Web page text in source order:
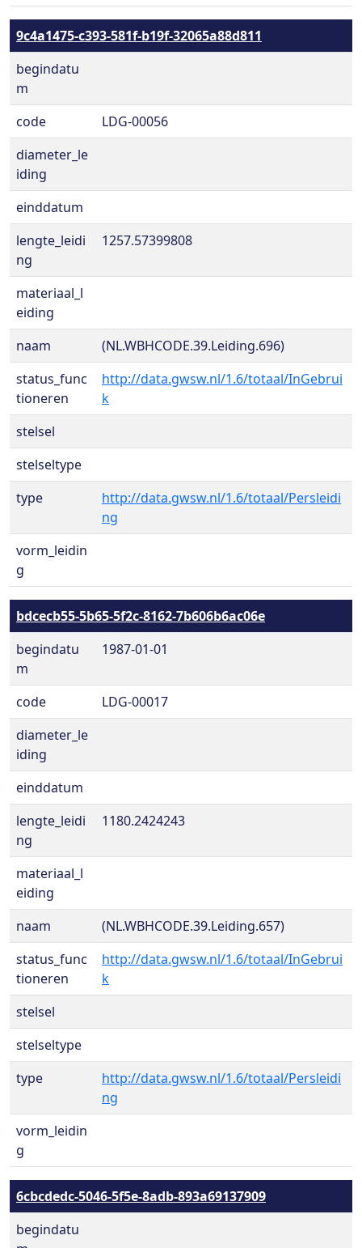
9c4a1475-c393-581f-b19f-32065a88d811
begindatu
m
code
LDG-00056
diameter_le
iding
einddatum
lengte_leidi
ng
1257.57399808
materiaal_l
eiding
naam
(NL.WBHCODE.39.Leiding.696)
status_func
tioneren
http://data.gwsw.nl/1.6/totaal/InGebrui
k
stelsel
stelseltype
type
http://data.gwsw.nl/1.6/totaal/Persleidi
ng
vorm_leidin
g
bdcecb55-5b65-5f2c-8162-7b606b6ac06e
begindatu
m
1987-01-01
code
LDG-00017
diameter_le
iding
einddatum
lengte_leidi
ng
1180.2424243
materiaal_l
eiding
naam
(NL.WBHCODE.39.Leiding.657)
status_func
tioneren
http://data.gwsw.nl/1.6/totaal/InGebrui
k
stelsel
stelseltype
type
http://data.gwsw.nl/1.6/totaal/Persleidi
ng
vorm_leidin
g
6cbcdedc-5046-5f5e-8adb-893a69137909
begindatu